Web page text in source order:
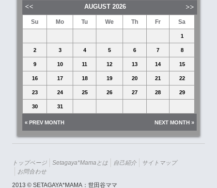
AUGUST 2026
Su Mo Tu We Th Fr Sa
1
2 3 4 5 6 7 8
9 10 11 12 13 14 15
16 17 18 19 20 21 22
23 24 25 26 27 28 29
30 31
« PREV MONTH NEXT MONTH »
トップページ Setagaya*mamaとは 自己紹介
サイトマップ
お問合わせ
2013 © SETAGAYA*MAMA：世田谷ママ